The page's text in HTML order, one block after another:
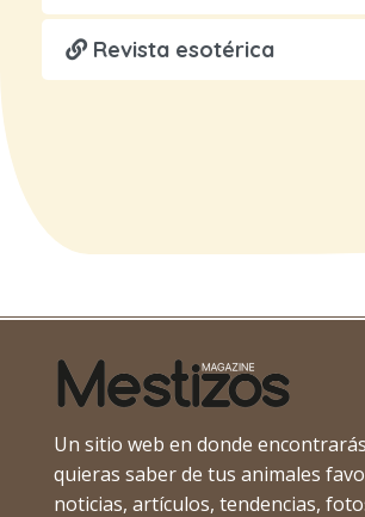
Revista esotérica
Un sitio web en donde
quieras saber de tus animales
noticias, artículos, tendencias,